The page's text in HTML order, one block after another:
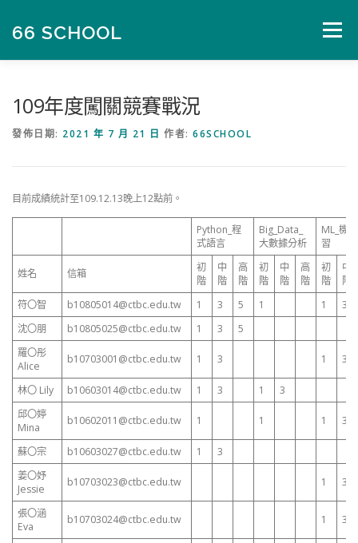
66 SCHOOL 選單
109年度闖關競賽戰況
發佈日期: 2021 年 7 月 21 日 作者: 66SCHOOL
目前成績統計至109.12.13晚上12點前。
Python_程
式語言
Big_Data_
大數據分析
ML_機
習
姓名 信箱
初
階
中
階
高
階
初
階
中
階
高
階
初
階
中
階
符〇智
b10805014@ctbc.edu.tw 1 3 5 1 1
3
沈〇朋
b10805025@ctbc.edu.tw 1 3
5
羅〇彤
Alice
b10703001@ctbc.edu.tw 1 3 1 3
林〇 Lily b10603014@ctbc.edu.tw 1 3 1
3
邱〇婷
Mina
b10602011@ctbc.edu.tw 1 1 1 3
蘇〇宗 b10603027@ctbc.edu.tw 1
3
姜〇妤
Jessie
b10703023@ctbc.edu.tw 1 3
張〇涵
Eva
b10703024@ctbc.edu.tw 1 3